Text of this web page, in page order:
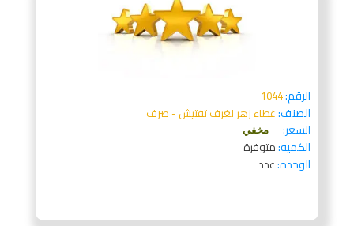
الرقم:1044
الصنف:غطاء زهر لغرف تفتيش - صرف
السعر:
مخفي
الكميه:متوفرة
الوحده:عدد